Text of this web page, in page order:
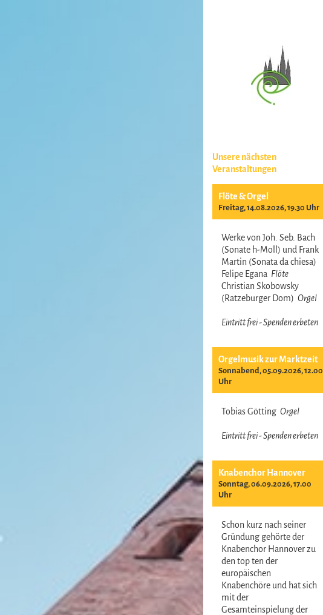
Unsere nächsten
Veranstaltungen
Flöte & Orgel
Freitag, 14.08.2026, 19.30 Uhr
Werke von Joh. Seb. Bach
(Sonate h-Moll) und Frank
Martin (Sonata da chiesa)
Felipe Egana Flöte
Christian Skobowsky
(Ratzeburger Dom) Orgel
Eintritt frei - Spenden erbeten
Orgelmusik zur Marktzeit
Sonnabend, 05.09.2026, 12.00
Uhr
Tobias Götting Orgel
Eintritt frei - Spenden erbeten
Knabenchor Hannover
Sonntag, 06.09.2026, 17.00
Uhr
Schon kurz nach seiner
Gründung gehörte der
Knabenchor Hannover zu
den top ten der
europäischen
Knabenchöre und hat sich
mit der
Gesamteinspielung der